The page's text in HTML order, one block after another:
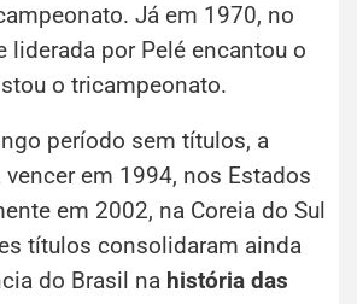
Já em 1970, no
liderada por Pelé encantou o
o tricampeonato.
período sem títulos, a
em 1994, nos Estados
em 2002, na Coreia do Sul
títulos consolidaram ainda
do Brasil na história das